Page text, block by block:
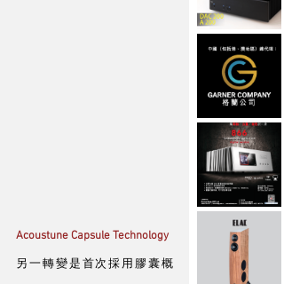
Acoustune Capsule Technology
另一轉變是首次採用膠囊概